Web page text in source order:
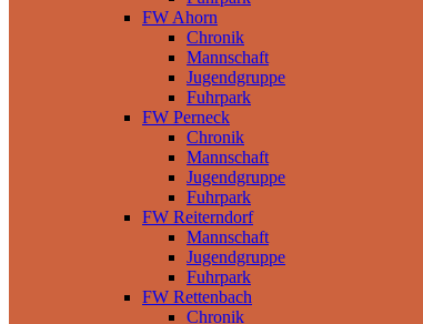
FW Ahorn
Chronik
Mannschaft
Jugendgruppe
Fuhrpark
FW Perneck
Chronik
Mannschaft
Jugendgruppe
Fuhrpark
FW Reiterndorf
Mannschaft
Jugendgruppe
Fuhrpark
FW Rettenbach
Chronik